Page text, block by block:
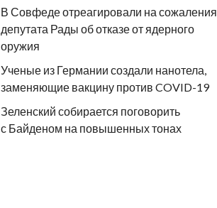
В Совфеде отреагировали на сожаления
депутата Рады об отказе от ядерного
оружия
Ученые из Германии создали нанотела,
заменяющие вакцину против COVID-19
Зеленский собирается поговорить
с Байденом на повышенных тонах